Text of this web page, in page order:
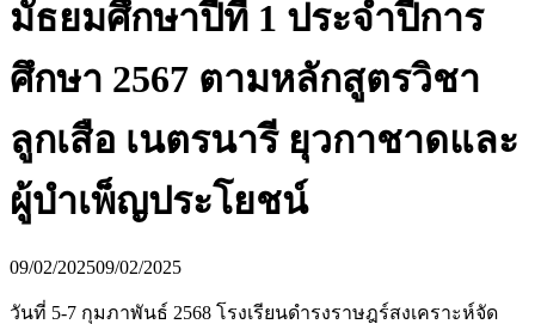
มัธยมศึกษาปีที่ 1 ประจำปีการ
ศึกษา 2567 ตามหลักสูตรวิชา
ลูกเสือ เนตรนารี ยุวกาชาดและ
ผู้บำเพ็ญประโยชน์
09/02/202509/02/2025
วันที่ 5-7 กุมภาพันธ์ 2568 โรงเรียนดำรงราษฎร์สงเคราะห์จัด